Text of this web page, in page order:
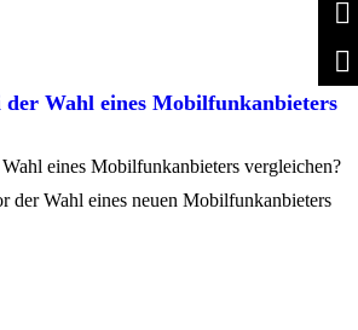
der Wahl eines Mobilfunkanbieters
eines Mobilfunkanbieters vergleichen?
der Wahl eines neuen Mobilfunkanbieters